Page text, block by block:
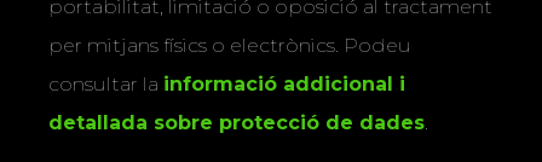
portabilitat, limitació o oposició al tractament
per mitjans físics o electrònics. Podeu
consultar la informació addicional i
detallada sobre protecció de dades